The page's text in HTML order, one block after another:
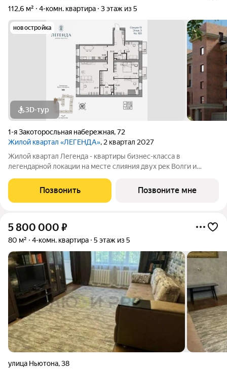
112,6 м² 4-комн. квартира 3 этаж из 5
новостройка
3D-тур
1-я Закоторосльная набережная,72
Жилой квартал «ЛЕГЕНДА», 2 квартал 2027
Жилой квартал Легенда - квартиры бизнес-класса в
легендарной локации на месте слияния двух рек Волги и
граничит с природным парком на
Позвонить Позвоните мне
5 800 000 ₽
80 м² 4-комн. квартира 5 этаж из 5
улица Ньютона,38